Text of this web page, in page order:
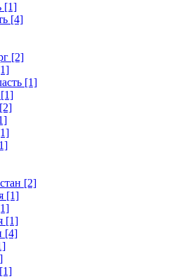
[1]
[4]
[2]
[1]
[1]
[2]
[1]
[1]
[4]